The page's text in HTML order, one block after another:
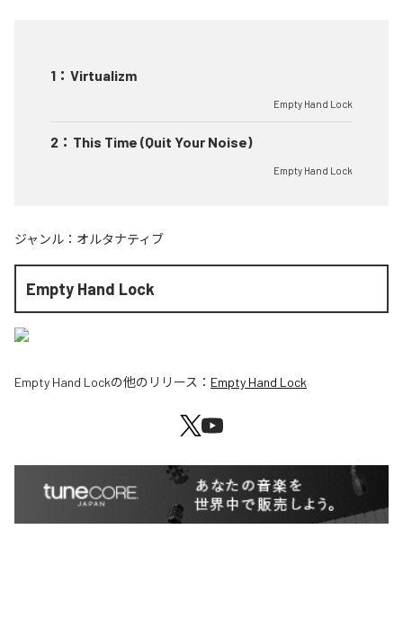
1 ： Virtualizm
Empty Hand Lock
2 ： This Time (Quit Your Noise)
Empty Hand Lock
ジャンル： オルタナティブ
Empty Hand Lock
Empty Hand Lockの他のリリース： Empty Hand Lock